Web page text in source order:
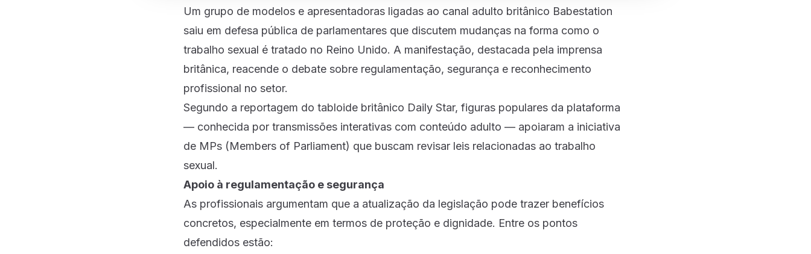
Um grupo de modelos e apresentadoras ligadas ao canal adulto britânico Babestation
saiu em defesa pública de parlamentares que discutem mudanças na forma como o
trabalho sexual é tratado no Reino Unido. A manifestação, destacada pela imprensa
britânica, reacende o debate sobre regulamentação, segurança e reconhecimento
profissional no setor.
Segundo a reportagem do tabloide britânico Daily Star, figuras populares da plataforma
— conhecida por transmissões interativas com conteúdo adulto — apoiaram a iniciativa
de MPs (Members of Parliament) que buscam revisar leis relacionadas ao trabalho
sexual.
Apoio à regulamentação e segurança
As profissionais argumentam que a atualização da legislação pode trazer benefícios
concretos, especialmente em termos de proteção e dignidade. Entre os pontos
defendidos estão: